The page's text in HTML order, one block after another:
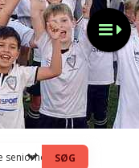
seniorhold